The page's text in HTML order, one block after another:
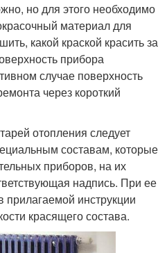
но для этого необходимо
материал для
какой краской красить за
прибора
случае поверхность
через короткий
отопления следует
составам, которые
приборов, на их
надпись. При ее
прилагаемой инструкции
красящего состава.